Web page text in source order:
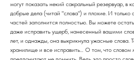
могут показать некий сакральный резервуар, в
добрые дела (читай "слова") и плохие. И только
частей заполнится полностью. Вы можете
даже исправить ущерб, нанесенный вашими
лет, и однажды, она выкрикнула ужасные слова.
хранилище и все исправить… О том, что словом